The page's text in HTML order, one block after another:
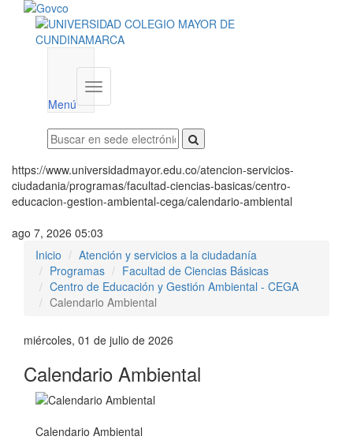
Menú
Menú
institucional
https://www.universidadmayor.edu.co/atencion-servicios-
ciudadania/programas/facultad-ciencias-basicas/centro-
educacion-gestion-ambiental-cega/calendario-ambiental
ago 7, 2026 05:03
Inicio
Atención y servicios a la ciudadanía
Programas
Facultad de Ciencias Básicas
Centro de Educación y Gestión Ambiental - CEGA
Calendario Ambiental
miércoles, 01 de julio de 2026
Calendario Ambiental
Calendario Ambiental